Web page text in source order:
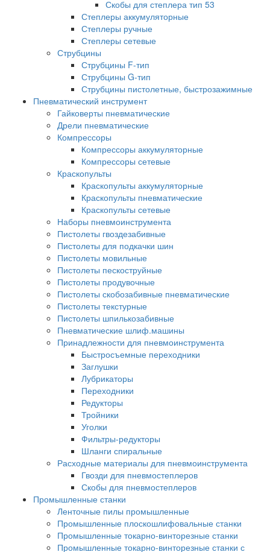
Скобы для степлера тип 53
Степлеры аккумуляторные
Степлеры ручные
Степлеры сетевые
Струбцины
Струбцины F-тип
Струбцины G-тип
Струбцины пистолетные, быстрозажимные
Пневматический инструмент
Гайковерты пневматические
Дрели пневматические
Компрессоры
Компрессоры аккумуляторные
Компрессоры сетевые
Краскопульты
Краскопульты аккумуляторные
Краскопульты пневматические
Краскопульты сетевые
Наборы пневмоинструмента
Пистолеты гвоздезабивные
Пистолеты для подкачки шин
Пистолеты мовильные
Пистолеты пескоструйные
Пистолеты продувочные
Пистолеты скобозабивные пневматические
Пистолеты текстурные
Пистолеты шпилькозабивные
Пневматические шлиф.машины
Принадлежности для пневмоинструмента
Быстросъемные переходники
Заглушки
Лубрикаторы
Переходники
Редукторы
Тройники
Уголки
Фильтры-редукторы
Шланги спиральные
Расходные материалы для пневмоинструмента
Гвозди для пневмостеплеров
Скобы для пневмостеплеров
Промышленные станки
Ленточные пилы промышленные
Промышленные плоскошлифовальные станки
Промышленные токарно-винторезные станки
Промышленные токарно-винторезные станки с